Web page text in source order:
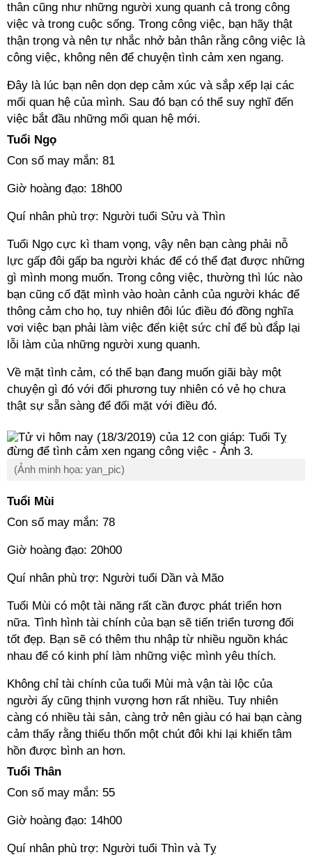
thân cũng như những người xung quanh cả trong công
việc và trong cuộc sống. Trong công việc, bạn hãy thật
thận trọng và nên tự nhắc nhở bản thân rằng công việc là
công việc, không nên để chuyện tình cảm xen ngang.
Đây là lúc bạn nên dọn dẹp cảm xúc và sắp xếp lại các
mối quan hệ của mình. Sau đó bạn có thể suy nghĩ đến
việc bắt đầu những mối quan hệ mới.
Tuổi Ngọ
Con số may mắn: 81
Giờ hoàng đạo: 18h00
Quí nhân phù trợ: Người tuổi Sửu và Thìn
Tuổi Ngọ cực kì tham vọng, vậy nên bạn càng phải nỗ
lực gấp đôi gấp ba người khác để có thể đạt được những
gì mình mong muốn. Trong công việc, thường thì lúc nào
bạn cũng cố đặt mình vào hoàn cảnh của người khác để
thông cảm cho họ, tuy nhiên đôi lúc điều đó đồng nghĩa
vơi việc bạn phải làm việc đến kiệt sức chỉ để bù đắp lại
lỗi làm của những người xung quanh.
Về mặt tình cảm, có thể bạn đang muốn giãi bày một
chuyện gì đó với đối phương tuy nhiên có vẻ họ chưa
thật sự sẵn sàng để đối mặt với điều đó.
(Ảnh minh họa: yan_pic)
Tuổi Mùi
Con số may mắn: 78
Giờ hoàng đạo: 20h00
Quí nhân phù trợ: Người tuổi Dần và Mão
Tuổi Mùi có một tài năng rất cần được phát triển hơn
nữa. Tình hình tài chính của bạn sẽ tiến triển tương đối
tốt đẹp. Bạn sẽ có thêm thu nhập từ nhiều nguồn khác
nhau để có kinh phí làm những việc mình yêu thích.
Không chỉ tài chính của tuổi Mùi mà vận tài lộc của
người ấy cũng thịnh vượng hơn rất nhiều. Tuy nhiên
càng có nhiều tài sản, càng trở nên giàu có hai bạn càng
cảm thấy rằng thiếu thốn một chút đôi khi lại khiến tâm
hồn được bình an hơn.
Tuổi Thân
Con số may mắn: 55
Giờ hoàng đạo: 14h00
Quí nhân phù trợ: Người tuổi Thìn và Tỵ